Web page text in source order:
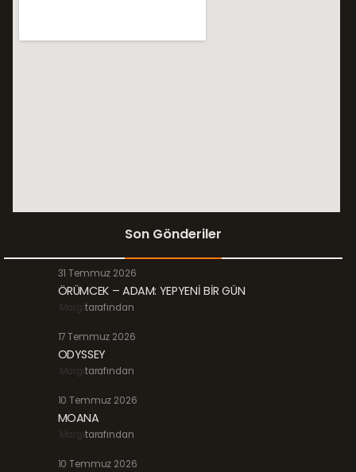
Son Gönderiler
31 Temmuz 2026
ÖRÜMCEK – ADAM: YEPYENİ BİR GÜN
Margitarafından
17 Temmuz 2026
ODYSSEY
Margitarafından
10 Temmuz 2026
MOANA
Margitarafından
10 Temmuz 2026